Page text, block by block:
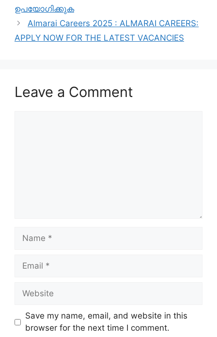
ഉപയോഗിക്കുക
Almarai Careers 2025 : ALMARAI CAREERS:
APPLY NOW FOR THE LATEST VACANCIES
Leave a Comment
Name
Email
Website
Save my name, email, and website in this
browser for the next time I comment.